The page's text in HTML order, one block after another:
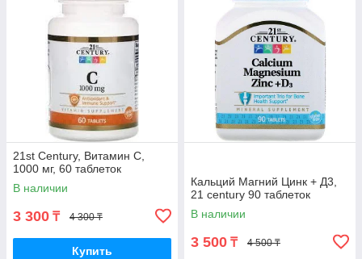
21st Century, Витамин C,
1000 мг, 60 таблеток
В наличии
3 300 ₸ 4 300 ₸
Купить
Кальций Магний Цинк + Д3,
21 century 90 таблеток
В наличии
3 500 ₸ 4 500 ₸